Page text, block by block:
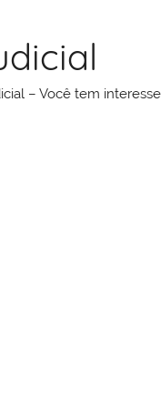
– Você tem